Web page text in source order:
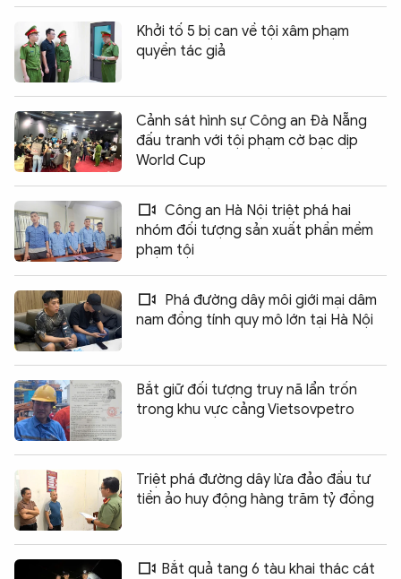
Khởi tố 5 bị can về tội xâm phạm
quyền tác giả
Cảnh sát hình sự Công an Đà Nẵng
đấu tranh với tội phạm cờ bạc dịp
World Cup
Công an Hà Nội triệt phá hai
nhóm đối tượng sản xuất phần mềm
phạm tội
Phá đường dây môi giới mại dâm
nam đồng tính quy mô lớn tại Hà Nội
Bắt giữ đối tượng truy nã lẩn trốn
trong khu vực cảng Vietsovpetro
Triệt phá đường dây lừa đảo đầu tư
tiền ảo huy động hàng trăm tỷ đồng
Bắt quả tang 6 tàu khai thác cát